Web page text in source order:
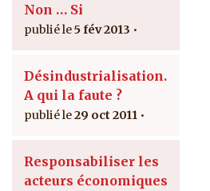
Non … Si
5 fév 2013
Désindustrialisation.
A qui la faute ?
29 oct 2011
Responsabiliser les
acteurs économiques